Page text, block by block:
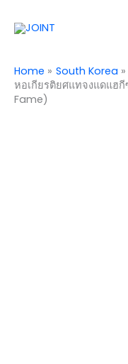
Home
South Korea
หอเกียรติยศแทจงแดแฮ
Fame)